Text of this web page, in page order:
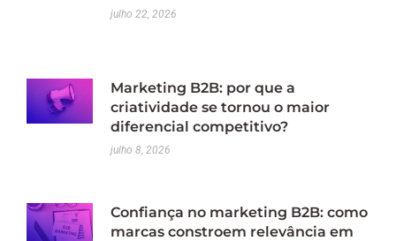
julho 22, 2026
Marketing B2B: por que a
criatividade se tornou o maior
diferencial competitivo?
julho 8, 2026
Confiança no marketing B2B: como
marcas constroem relevância em